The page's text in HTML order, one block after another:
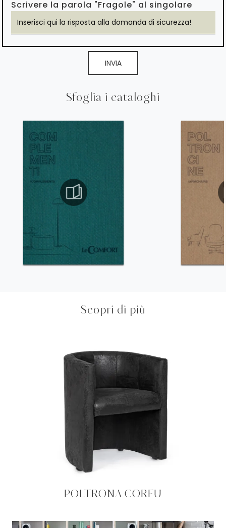
Sfoglia i cataloghi
Scrivere la parola "Fragole" al singolare
INVIA
Scopri di più
POLTRONA CORFU